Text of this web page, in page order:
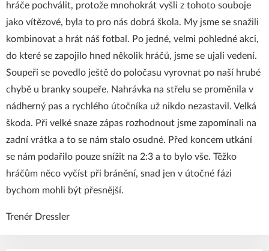
hráče pochválit, protože mnohokrát vyšli z tohoto souboje
jako vítězové, byla to pro nás dobrá škola. My jsme se snažili
kombinovat a hrát náš fotbal. Po jedné, velmi pohledné akci,
do které se zapojilo hned několik hráčů, jsme se ujali vedení.
Soupeři se povedlo ještě do poločasu vyrovnat po naší hrubé
chybě u branky soupeře. Nahrávka na střelu se proměnila v
nádherný pas a rychlého útočníka už nikdo nezastavil. Velká
škoda. Při velké snaze zápas rozhodnout jsme zapomínali na
zadní vrátka a to se nám stalo osudné. Před koncem utkání
se nám podařilo pouze snížit na 2:3 a to bylo vše. Těžko
hráčům něco vyčíst při bránění, snad jen v útočné fázi
bychom mohli být přesnější.
Trenér Dressler